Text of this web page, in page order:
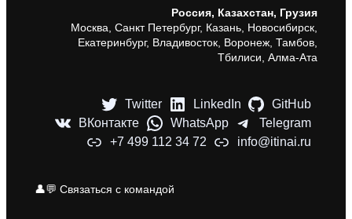
Россия, Казахстан, Грузия
Москва, Санкт Петербург, Казань, Новосибирск,
Екатеринбург, Владивосток, Воронеж, Тамбов,
Тбилиси, Алма-Ата
Twitter LinkedIn
GitHub
ВКонтакте
WhatsApp
Telegram
+7 499 112 34 72
info@itinai.ru
👤💬 Связаться с командой